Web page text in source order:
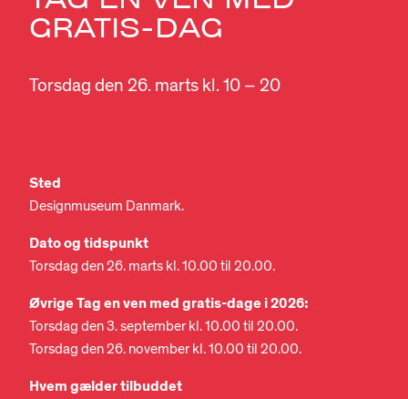
GRATIS-DAG
Torsdag den 26. marts kl. 10 – 20
Sted
Designmuseum Danmark.
Dato og tidspunkt
Torsdag den 26. marts kl. 10.00 til 20.00.
Øvrige Tag en ven med gratis-dage i 2026:
Torsdag den 3. september kl. 10.00 til 20.00.
Torsdag den 26. november kl. 10.00 til 20.00.
Hvem gælder tilbuddet